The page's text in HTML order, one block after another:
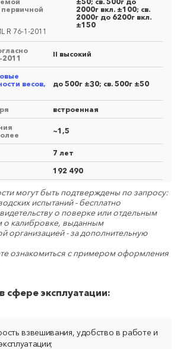
2000г вкл. ±100; св.
2000г до 6200г вкл.
±150
R 76-1-2011
II высокий
весов,
до 500г ±30; св. 500г ±50
встроенная
~1,5
7 лет
192 490
могут быть подтверждены по запросу:
испытаний - бесплатно
о поверке или отдельным
о калибровке, выданным
организацией - за дополнительную
ознакомиться с примером оформления
сфере эксплуатации:
взвешивания, удобство в работе и